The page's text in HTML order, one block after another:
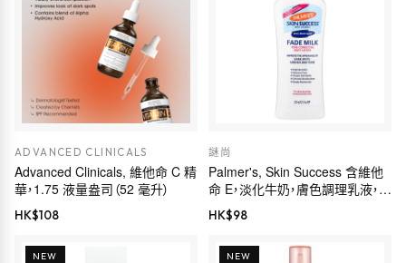
ADVANCED CLINICALS
Advanced Clinicals, 維他命 C 精
華，1.75 液量盎司（52 毫升）
HK$108
謎尚
Palmer's, Skin Success 含維他
命 E，淡化牛奶，膚色調理乳液，
8.5 液量盎司（250 毫升）
HK$98
NEW NEW